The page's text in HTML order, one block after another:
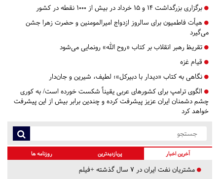
برگزاری بزرگداشت ۱۴ و ۱۵ خرداد در بیش از ۱۰۰۰ نقطه در کشور
هیأت فاطمیون برای سالروز ازدواج امیرالمومنین و حضرت زهرا جشن
می‌گیرد
تقریظ رهبر انقلاب بر کتاب «روح الله» رونمایی می‌شود
قیام غزه
نگاهی به کتاب «دیدار با دبیرکل»؛ لطیف، شیرین و جان‌دار
الگوی ترامپ برای کشورهای عربی یقیناً شکست‌ خورده است/ به کوری
چشم دشمنان ایران عزیز پیشرفت کرده و چندین برابر بیش از این پیشرفت
خواهد کرد
آخرین اخبار پربازدیدترین روزنامه ها
مشتریان نفت ایران در ۷ سال گذشته +فیلم